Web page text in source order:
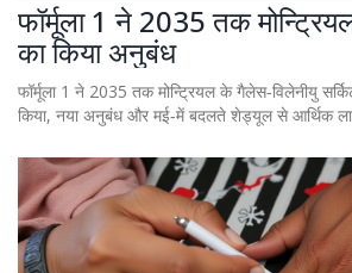
फॉर्मूला 1 ने 2035 तक
का किया अनुबंध
फॉर्मूला 1 ने 2035 तक मोन्ट्रियल के गैलेस‑विलेनीयु
किया, नया अनुबंध और मई‑में बदलते शेड्यूल से आर्थिक